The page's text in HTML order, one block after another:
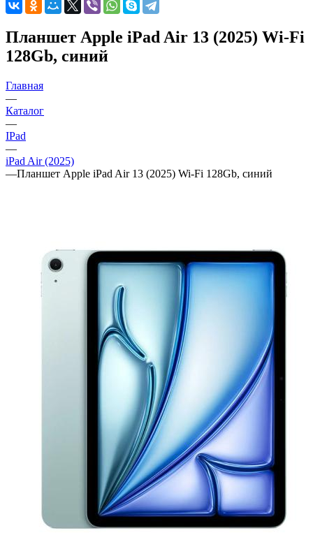
Планшет Apple iPad Air 13 (2025) Wi-Fi
128Gb, синий
Главная
—
Каталог
—
IPad
—
iPad Air (2025)
—Планшет Apple iPad Air 13 (2025) Wi-Fi 128Gb, синий